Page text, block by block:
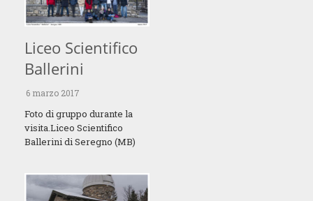
Liceo Scientifico
Ballerini
6 marzo 2017
Foto di gruppo durante la
visita.Liceo Scientifico
Ballerini di Seregno (MB)